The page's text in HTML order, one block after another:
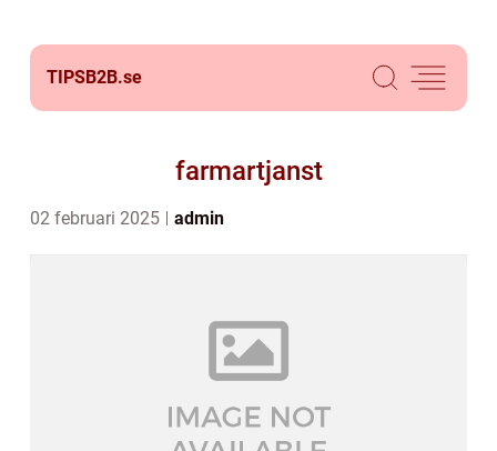
TIPSB2B.se
farmartjanst
02 februari 2025 admin